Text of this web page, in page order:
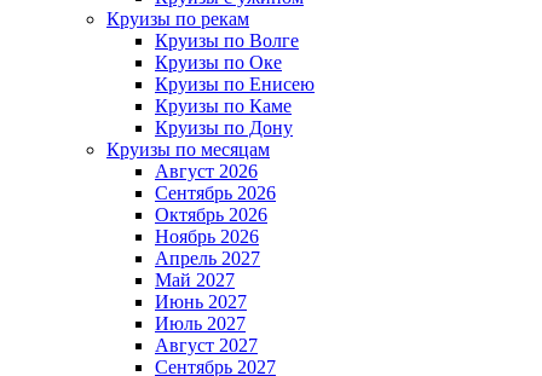
Круизы по рекам
Круизы по Волге
Круизы по Оке
Круизы по Енисею
Круизы по Каме
Круизы по Дону
Круизы по месяцам
Август 2026
Сентябрь 2026
Октябрь 2026
Ноябрь 2026
Апрель 2027
Май 2027
Июнь 2027
Июль 2027
Август 2027
Сентябрь 2027